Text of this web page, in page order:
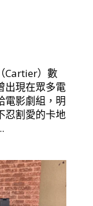
Cartier）數
出現在眾多電
電影劇組，明
忍割愛的卡地